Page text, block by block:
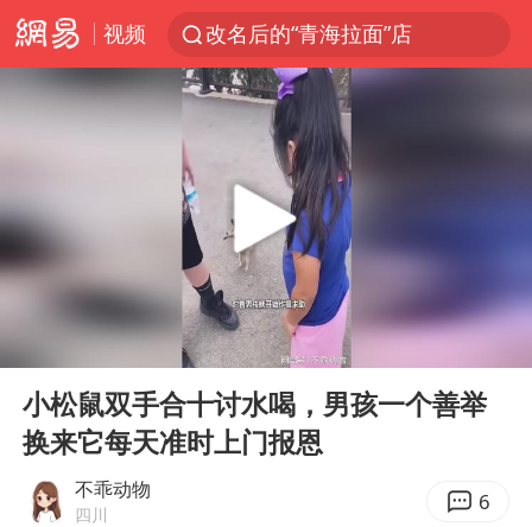
视频
改名后的“青海拉面”店
段绚竞因公牺牲 年仅44岁
男子结婚8年3个女儿均非亲生
“空调24小时开着更省电”不实
“不建议大家买深色蛋糕”
男子杀人后逃进深山21年活得像野人
公司“上四休三”但要降薪1000元
Play
00:00 02:13
小松鼠双手合十讨水喝，男孩一个善举
换来它每天准时上门报恩
不乖动物
四川 6